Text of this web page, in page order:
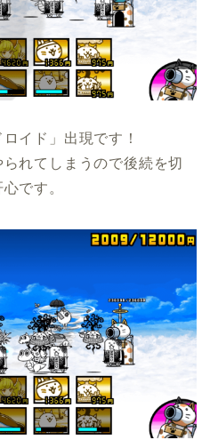
イド」出現です！
れてしまうので後続を切
です。